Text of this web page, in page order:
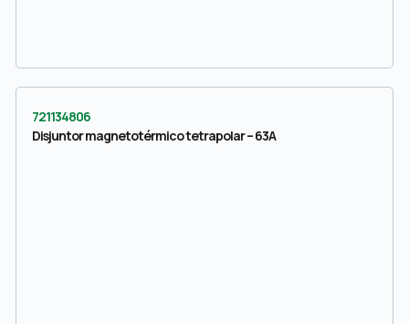
721134806
Disjuntor magnetotérmico tetrapolar – 63A